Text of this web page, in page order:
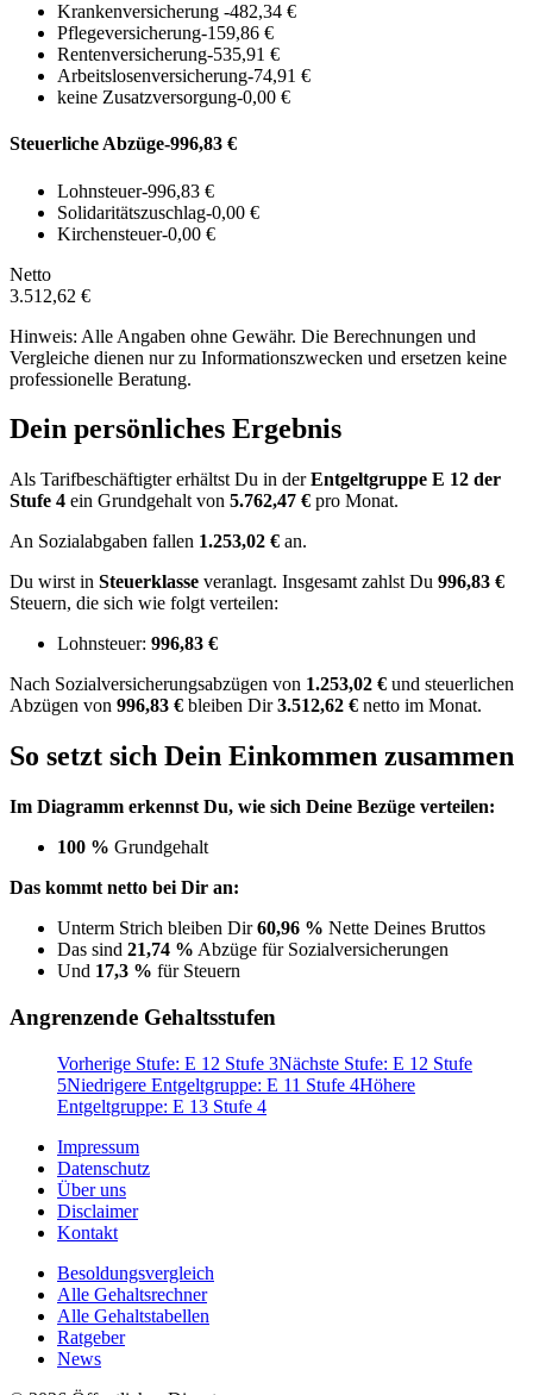
Krankenversicherung -482,34 €
Pflegeversicherung-159,86 €
Rentenversicherung-535,91 €
Arbeitslosenversicherung-74,91 €
keine Zusatzversorgung-0,00 €
Steuerliche Abzüge-996,83 €
Lohnsteuer-996,83 €
Solidaritätszuschlag-0,00 €
Kirchensteuer-0,00 €
Netto
3.512,62 €
Hinweis: Alle Angaben ohne Gewähr. Die Berechnungen und
Vergleiche dienen nur zu Informationszwecken und ersetzen keine
professionelle Beratung.
Dein persönliches Ergebnis
Als Tarifbeschäftigter erhältst Du in derEntgeltgruppe E 12 der
Stufe 4 ein Grundgehalt von 5.762,47 € pro Monat.
An Sozialabgaben fallen 1.253,02 € an.
Du wirst in Steuerklasse veranlagt. Insgesamt zahlst Du 996,83 €
Steuern, die sich wie folgt verteilen:
Lohnsteuer: 996,83 €
Nach Sozialversicherungsabzügen von 1.253,02 € und steuerlichen
Abzügen von 996,83 € bleiben Dir3.512,62 € netto im Monat.
So setzt sich Dein Einkommen zusammen
Im Diagramm erkennst Du, wie sich Deine Bezüge verteilen:
100 % Grundgehalt
Das kommt netto bei Dir an:
Unterm Strich bleiben Dir60,96 % Nette Deines Bruttos
Das sind 21,74 % Abzüge für Sozialversicherungen
Und 17,3 % für Steuern
Angrenzende Gehaltsstufen
Vorherige Stufe: E 12 Stufe 3Nächste Stufe: E 12 Stufe
5Niedrigere Entgeltgruppe: E 11 Stufe 4Höhere
Entgeltgruppe: E 13 Stufe 4
Impressum
Datenschutz
Über uns
Disclaimer
Kontakt
Besoldungsvergleich
Alle Gehaltsrechner
Alle Gehaltstabellen
Ratgeber
News